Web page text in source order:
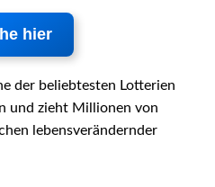
hier
der beliebtesten Lotterien
und zieht Millionen von
lebensverändernder